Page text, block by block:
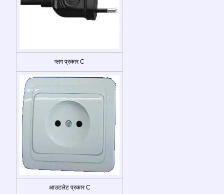
प्लग प्रकार C
आउटलेट प्रकार C